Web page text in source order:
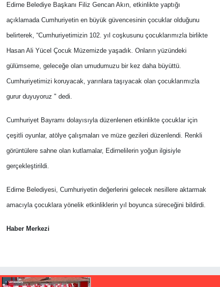
Edirne Belediye Başkanı Filiz Gencan Akın, etkinlikte yaptığı
açıklamada Cumhuriyetin en büyük güvencesinin çocuklar olduğunu
belirterek, “Cumhuriyetimizin 102. yıl coşkusunu çocuklarımızla birlikte
Hasan Ali Yücel Çocuk Müzemizde yaşadık. Onların yüzündeki
gülümseme, geleceğe olan umudumuzu bir kez daha büyüttü.
Cumhuriyetimizi koruyacak, yarınlara taşıyacak olan çocuklarımızla
gurur duyuyoruz " dedi.
Cumhuriyet Bayramı dolayısıyla düzenlenen etkinlikte çocuklar için
çeşitli oyunlar, atölye çalışmaları ve müze gezileri düzenlendi. Renkli
görüntülere sahne olan kutlamalar, Edirnelilerin yoğun ilgisiyle
gerçekleştirildi.
Edirne Belediyesi, Cumhuriyetin değerlerini gelecek nesillere aktarmak
amacıyla çocuklara yönelik etkinliklerin yıl boyunca süreceğini bildirdi.
Haber Merkezi